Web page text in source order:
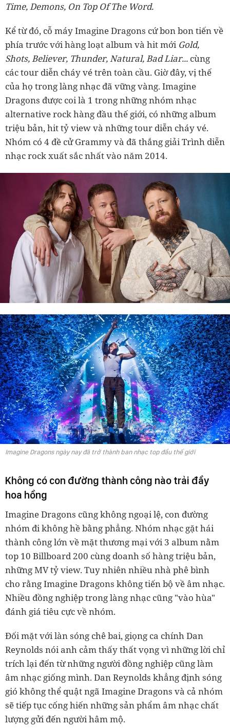
Time, Demons, On Top Of The Word.
Kể từ đó, cỗ máy Imagine Dragons cứ bon bon tiến về
phía trước với hàng loạt album và hit mới Gold,
Shots, Believer, Thunder, Natural, Bad Liar... cùng
các tour diễn cháy vé trên toàn cầu. Giờ đây, vị thế
của họ trong làng nhạc đã vững vàng. Imagine
Dragons được coi là 1 trong những nhóm nhạc
alternative rock hàng đầu thế giới, có những album
triệu bản, hit tỷ view và những tour diễn cháy vé.
Nhóm có 4 đề cử Grammy và đã thắng giải Trình diễn
nhạc rock xuất sắc nhất vào năm 2014.
Imagine Dragons ngày nay đã trở thành ban nhạc top đầu thế giới
Không có con đường thành công nào trải đầy
hoa hồng
Imagine Dragons cũng không ngoại lệ, con đường
nhóm đi không hề bằng phẳng. Nhóm nhạc gặt hái
thành công lớn về mặt thương mại với 3 album nằm
top 10 Billboard 200 cùng doanh số hàng triệu bản,
những MV tỷ view. Tuy nhiên nhiều nhà phê bình
cho rằng Imagine Dragons không tiến bộ về âm nhạc.
Nhiều đồng nghiệp trong làng nhạc cũng "vào hùa"
đánh giá tiêu cực về nhóm.
Đối mặt với làn sóng chê bai, giọng ca chính Dan
Reynolds nói anh cảm thấy thất vọng vì những lời chỉ
trích lại đến từ những người đồng nghiệp cũng làm
âm nhạc giống mình. Dan Reynolds khẳng định sóng
gió không thể quật ngã Imagine Dragons và cả nhóm
sẽ tiếp tục cống hiến những sản phẩm âm nhạc chất
lượng gửi đến người hâm mộ.